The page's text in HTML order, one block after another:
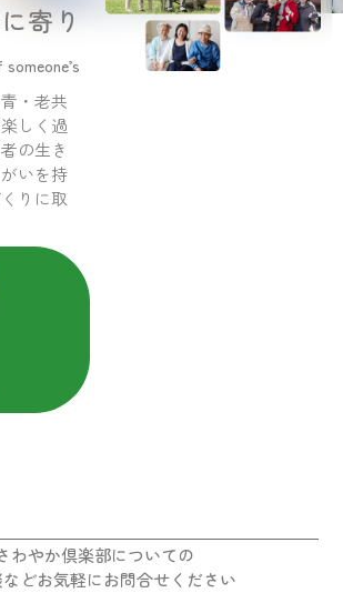
寄り
・老共
しく過
の生き
いを持
りに取
わやか倶楽部についての
などお気軽にお問合せください